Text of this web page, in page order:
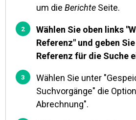
um die Berichte Seite.
Wählen Sie oben links
Referenz" und geben
Referenz für die Suche
Wählen Sie unter
Suchvorgänge" die
Abrechnung".